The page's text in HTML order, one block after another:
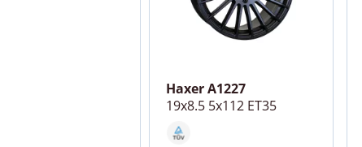
Haxer A1227
19x8.5 5x112 ET35